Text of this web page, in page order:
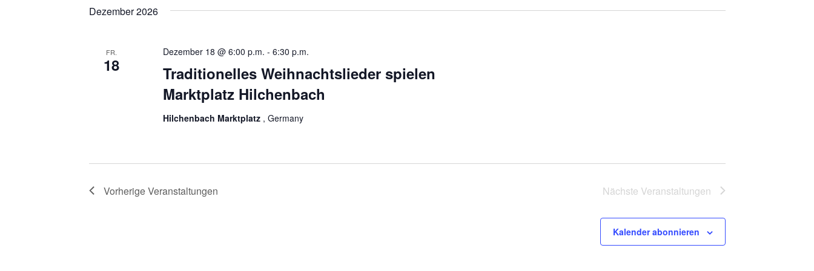
Navigation
Dezember 2026
FR.
18
Traditionelles Weihnachtslieder spielen
Marktplatz Hilchenbach
Dezember 18 @ 6:00 p.m. - 6:30 p.m.
Hilchenbach Marktplatz , Germany
VorherigeVeranstaltungen Nächste Veranstaltungen
Kalender abonnieren